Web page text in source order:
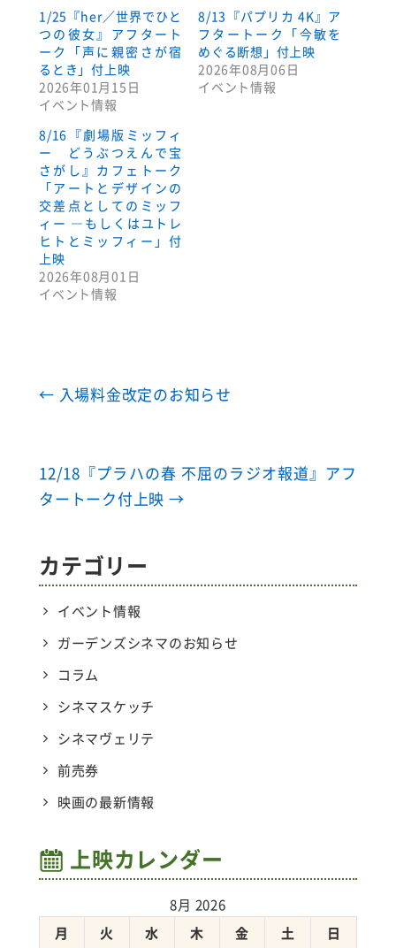
1/25『her／世界でひと
つの彼女』アフタート
ーク「声に親密さが宿
るとき」付上映
2026年01月15日
イベント情報
8/13『パプリカ 4K』ア
フタートーク「今敏を
めぐる断想」付上映
2026年08月06日
イベント情報
8/16『劇場版ミッフィ
ー どうぶつえんで宝
さがし』カフェトーク
「アートとデザインの
交差点としてのミッフ
ィー ―もしくはユトレ
ヒトとミッフィー」付
上映
2026年08月01日
イベント情報
← 入場料金改定のお知らせ
12/18『プラハの春 不屈のラジオ報道』アフ
タートーク付上映 →
カテゴリー
イベント情報
ガーデンズシネマのお知らせ
コラム
シネマスケッチ
シネマヴェリテ
前売券
映画の最新情報
上映カレンダー
8月 2026
月
火 水 木 金 土
日